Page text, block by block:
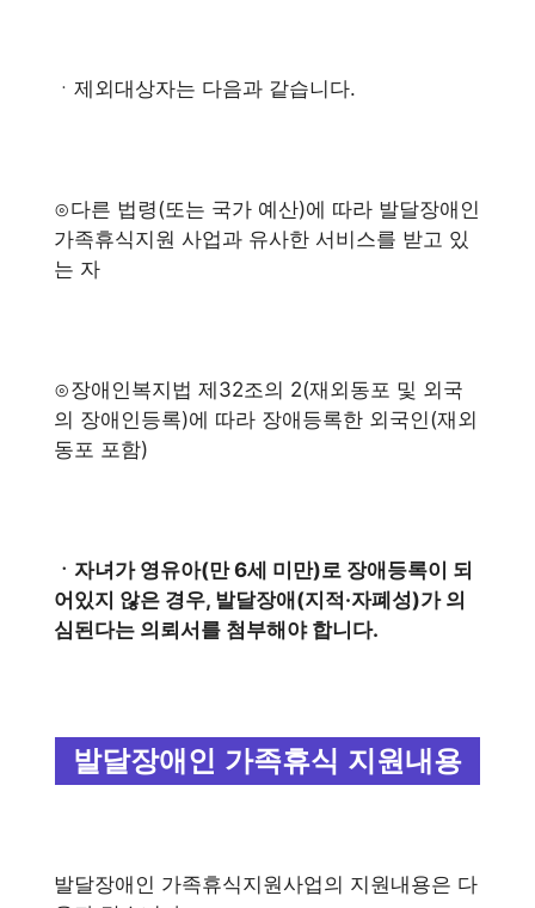
ㆍ제외대상자는 다음과 같습니다.
⊙다른 법령(또는 국가 예산)에 따라 발달장애인
가족휴식지원 사업과 유사한 서비스를 받고 있
는 자
⊙장애인복지법 제32조의 2(재외동포 및 외국
의 장애인등록)에 따라 장애등록한 외국인(재외
동포 포함)
ㆍ자녀가 영유아(만 6세 미만)로 장애등록이 되
어있지 않은 경우, 발달장애(지적·자폐성)가 의
심된다는 의뢰서를 첨부해야 합니다.
발달장애인 가족휴식 지원내용
발달장애인 가족휴식지원사업의 지원내용은 다